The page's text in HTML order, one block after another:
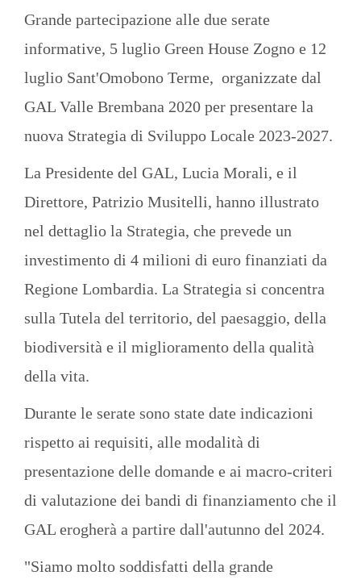
Grande partecipazione alle due serate
informative, 5 luglio Green House Zogno e 12
luglio Sant'Omobono Terme, organizzate dal
GAL Valle Brembana 2020 per presentare la
nuova Strategia di Sviluppo Locale 2023-2027.
La Presidente del GAL, Lucia Morali, e il
Direttore, Patrizio Musitelli, hanno illustrato
nel dettaglio la Strategia, che prevede un
investimento di 4 milioni di euro finanziati da
Regione Lombardia. La Strategia si concentra
sulla Tutela del territorio, del paesaggio, della
biodiversità e il miglioramento della qualità
della vita.
Durante le serate sono state date indicazioni
rispetto ai requisiti, alle modalità di
presentazione delle domande e ai macro-criteri
di valutazione dei bandi di finanziamento che il
GAL erogherà a partire dall'autunno del 2024.
"Siamo molto soddisfatti della grande